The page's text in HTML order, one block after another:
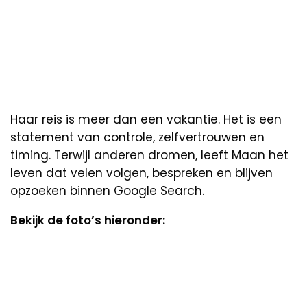
Haar reis is meer dan een vakantie. Het is een
statement van controle, zelfvertrouwen en
timing. Terwijl anderen dromen, leeft Maan het
leven dat velen volgen, bespreken en blijven
opzoeken binnen Google Search.
Bekijk de foto’s hieronder: